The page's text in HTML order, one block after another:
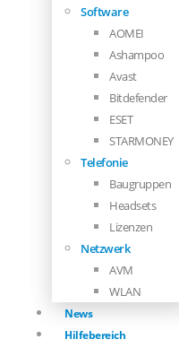
Software
AOMEI
Ashampoo
Avast
Bitdefender
ESET
STARMONEY
Telefonie
Baugruppen
Headsets
Lizenzen
Netzwerk
AVM
WLAN
News
Hilfebereich